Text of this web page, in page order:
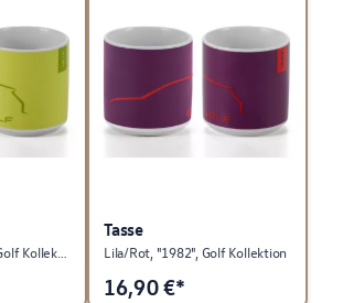
Gelb/Grün, "1974", Golf Kollektion
Tasse
Lila/Rot, "1982", Golf Kollektion
16,90€*